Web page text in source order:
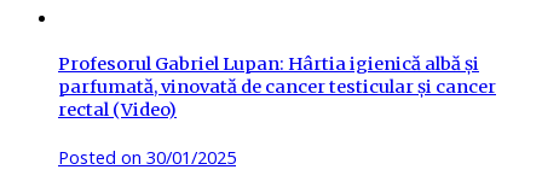
Profesorul Gabriel Lupan: Hârtia igienică albă și
parfumată, vinovată de cancer testicular și cancer
rectal (Video)
Posted on 30/01/2025